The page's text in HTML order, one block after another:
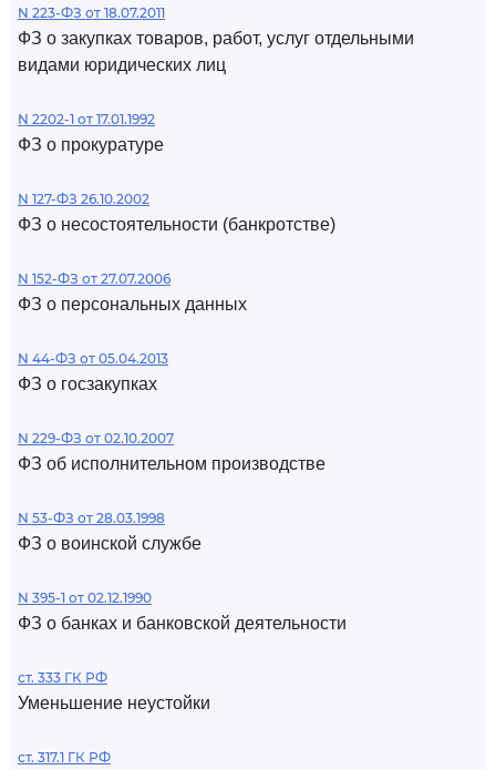
N 223-ФЗ от 18.07.2011
ФЗ о закупках товаров, работ, услуг отдельными
видами юридических лиц
N 2202-1 от 17.01.1992
ФЗ о прокуратуре
N 127-ФЗ 26.10.2002
ФЗ о несостоятельности (банкротстве)
N 152-ФЗ от 27.07.2006
ФЗ о персональных данных
N 44-ФЗ от 05.04.2013
ФЗ о госзакупках
N 229-ФЗ от 02.10.2007
ФЗ об исполнительном производстве
N 53-ФЗ от 28.03.1998
ФЗ о воинской службе
N 395-1 от 02.12.1990
ФЗ о банках и банковской деятельности
ст. 333 ГК РФ
Уменьшение неустойки
ст. 317.1 ГК РФ